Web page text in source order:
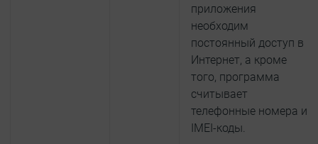
приложения
необходим
постоянный доступ в
Интернет, а кроме
того, программа
считывает
телефонные номера и
IMEI-коды.